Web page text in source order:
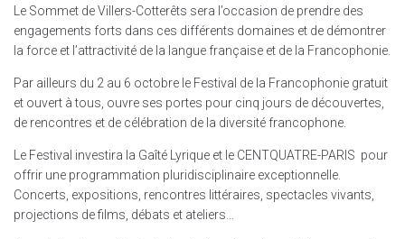
Le Sommet de Villers-Cotterêts sera l’occasion de prendre des
engagements forts dans ces différents domaines et de démontrer
la force et l’attractivité de la langue française et de la Francophonie.
Par ailleurs du 2 au 6 octobre le Festival de la Francophonie gratuit
et ouvert à tous, ouvre ses portes pour cinq jours de découvertes,
de rencontres et de célébration de la diversité francophone.
Le Festival investira la Gaîté Lyrique et le CENTQUATRE-PARIS pour
offrir une programmation pluridisciplinaire exceptionnelle.
Concerts, expositions, rencontres littéraires, spectacles vivants,
projections de films, débats et ateliers…